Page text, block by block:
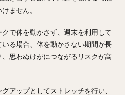
ません。
で体を動かさず、週末を利用して
る場合、体を動かさない期間が長
思わぬけがにつながるリスクが高
アップとしてストレッチを行い、